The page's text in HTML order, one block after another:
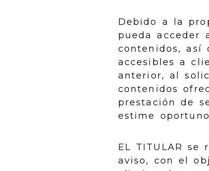
Debido a la
pueda acceder
contenidos, así
accesibles a
anterior, al
contenidos
prestación de
estime
EL TITULAR
aviso, con el